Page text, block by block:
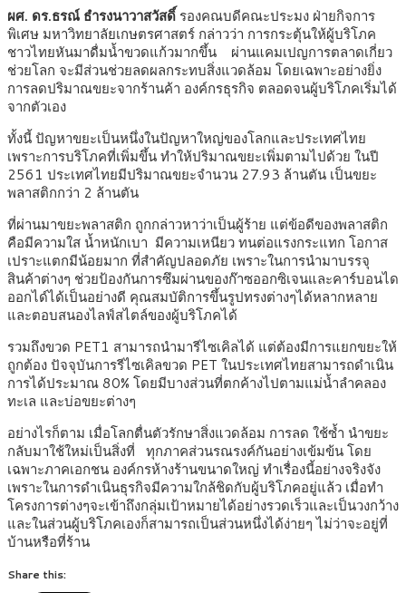
ผศ. ดร.ธรณ์ ธำรงนาวาสวัสดิ์ รองคณบดีคณะประมง ฝ่ายกิจการ
พิเศษ มหาวิทยาลัยเกษตรศาสตร์ กล่าวว่า การกระตุ้นให้ผู้บริโภค
ชาวไทยหันมาดื่มน้ำขวดแก้วมากขึ้น ผ่านแคมเปญการตลาดเกี่ยว
ช่วยโลก จะมีส่วนช่วยลดผลกระทบสิ่งแวดล้อม โดยเฉพาะอย่างยิ่ง
การลดปริมาณขยะจากร้านค้า องค์กรธุรกิจ ตลอดจนผู้บริโภคเริ่มได้
จากตัวเอง
ทั้งนี้ ปัญหาขยะเป็นหนึ่งในปัญหาใหญ่ของโลกและประเทศไทย
เพราะการบริโภคที่เพิ่มขึ้น ทำให้ปริมาณขยะเพิ่มตามไปด้วย ในปี
2561 ประเทศไทยมีปริมาณขยะจำนวน 27.93 ล้านตัน เป็นขยะ
พลาสติกกว่า 2 ล้านตัน
ที่ผ่านมาขยะพลาสติก ถูกกล่าวหาว่าเป็นผู้ร้าย แต่ข้อดีของพลาสติก
คือมีความใส น้ำหนักเบา มีความเหนียว ทนต่อแรงกระแทก โอกาส
เปราะแตกมีน้อยมาก ที่สำคัญปลอดภัย เพราะในการนำมาบรรจุ
สินค้าต่างๆ ช่วยป้องกันการซึมผ่านของก๊าซออกซิเจนและคาร์บอนได
ออกได์ได้เป็นอย่างดี คุณสมบัติการขึ้นรูปทรงต่างๆได้หลากหลาย
และตอบสนองไลฟ์สไตล์ของผู้บริโภคได้
รวมถึงขวด PET1 สามารถนำมารีไซเคิลได้ แต่ต้องมีการแยกขยะให้
ถูกต้อง ปัจจุบันการรีไซเคิลขวด PET ในประเทศไทยสามารถดำเนิน
การได้ประมาณ 80% โดยมีบางส่วนที่ตกค้างไปตามแม่น้ำลำคลอง
ทะเล และบ่อขยะต่างๆ
อย่างไรก็ตาม เมื่อโลกตื่นตัวรักษาสิ่งแวดล้อม การลด ใช้ซ้ำ นำขยะ
กลับมาใช้ใหม่เป็นสิ่งที่ ทุกภาคส่วนรณรงค์กันอย่างเข้มข้น โดย
เฉพาะภาคเอกชน องค์กรห้างร้านขนาดใหญ่ ทำเรื่องนี้อย่างจริงจัง
เพราะในการดำเนินธุรกิจมีความใกล้ชิดกับผู้บริโภคอยู่แล้ว เมื่อทำ
โครงการต่างๆจะเข้าถึงกลุ่มเป้าหมายได้อย่างรวดเร็วและเป็นวงกว้าง
และในส่วนผู้บริโภคเองก็สามารถเป็นส่วนหนึ่งได้ง่ายๆ ไม่ว่าจะอยู่ที่
บ้านหรือที่ร้าน
Share this: